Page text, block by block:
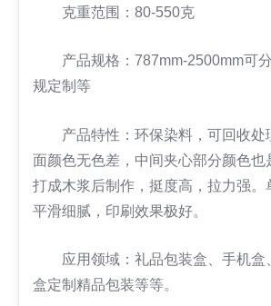
克重范围：80-550克
产品规格：787mm-2500mm可
规定制等
产品特性：环保染料，可回收处
面颜色无色差，中间夹心部分颜色也
打成木浆后制作，挺度高，拉力强。
平滑细腻，印刷效果极好。
应用领域：礼品包装盒、手机盒
盒定制精品包装等等。